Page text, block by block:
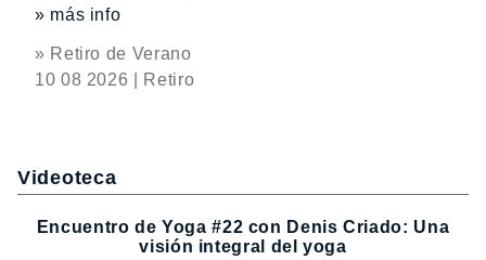
» más info
» Retiro de Verano
10 08 2026 | Retiro
Videoteca
Encuentro de Yoga #22 con Denis Criado: Una
visión integral del yoga